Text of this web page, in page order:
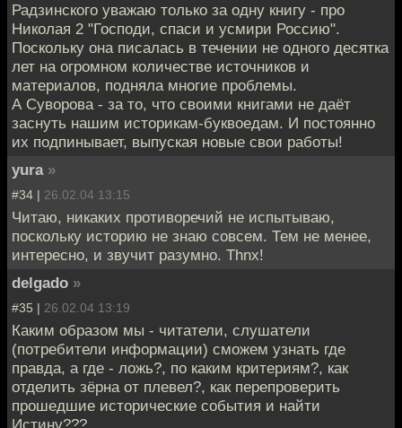
Радзинского уважаю только за одну книгу - про
Николая 2 "Господи, спаси и усмири Россию".
Поскольку она писалась в течении не одного десятка
лет на огромном количестве источников и
материалов, подняла многие проблемы.
А Суворова - за то, что своими книгами не даёт
заснуть нашим историкам-буквоедам. И постоянно
их подпинывает, выпуская новые свои работы!
yura »
#34 | 26.02.04 13:15
Читаю, никаких противоречий не испытываю,
поскольку историю не знаю совсем. Тем не менее,
интересно, и звучит разумно. Thnx!
delgado »
#35 | 26.02.04 13:19
Каким образом мы - читатели, слушатели
(потребители информации) сможем узнать где
правда, а где - ложь?, по каким критериям?, как
отделить зёрна от плевел?, как перепроверить
прошедшие исторические события и найти